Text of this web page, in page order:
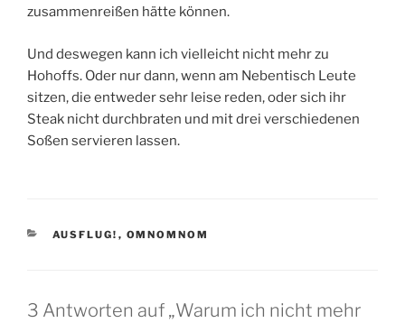
zusammenreißen hätte können.
Und deswegen kann ich vielleicht nicht mehr zu
Hohoffs. Oder nur dann, wenn am Nebentisch Leute
sitzen, die entweder sehr leise reden, oder sich ihr
Steak nicht durchbraten und mit drei verschiedenen
Soßen servieren lassen.
KATEGORIEN
AUSFLUG! , OMNOMNOM
3 Antworten auf „Warum ich nicht mehr